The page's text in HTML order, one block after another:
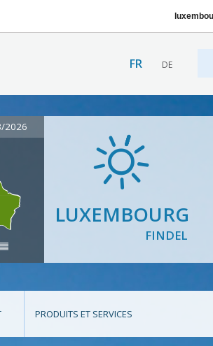
FR DE
2026
LUXEMBOURG
FINDEL
PRODUITS ET SERVICES